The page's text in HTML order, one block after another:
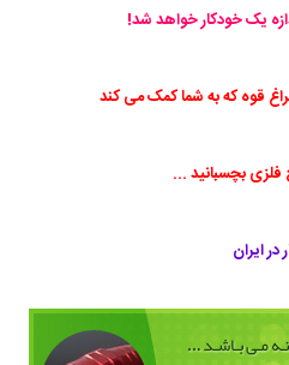
یک خودکار خواهد شد!
قوه که به شما کمک می کند
بچسبانید ...
در ایران